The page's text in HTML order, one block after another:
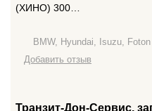
(ХИНО) 300…
BMW, Hyundai, Isuzu, Foton
Добавить отзыв
Транзит-Дон-Сервис,